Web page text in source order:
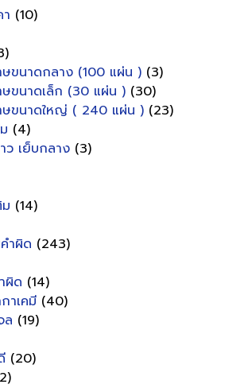
(10)
ษขนาดกลาง (100 แผ่น ) (3)
ษขนาดเล็ก (30 แผ่น ) (30)
าษขนาดใหญ่ ( 240 แผ่น ) (23)
(4)
ว เย็บกลาง (3)
(14)
ำผิด (243)
ผิด (14)
าเคมี (40)
ล (19)
(20)